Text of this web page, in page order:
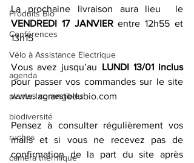
Produits Bio
Conférences
Vélo à Assistance Electrique
agenda
plantes comestibles
biodiversité
ruches
caméra thermique
VENDREDI 17 JANVIER entre 12h55 et
13h15
Vous avez jusqu’au LUNDI 13/01 inclus
www.lagrangedubio.com
Pensez à consulter régulièrement vos
mails et si vous ne recevez pas de
confirmation de la part du site après